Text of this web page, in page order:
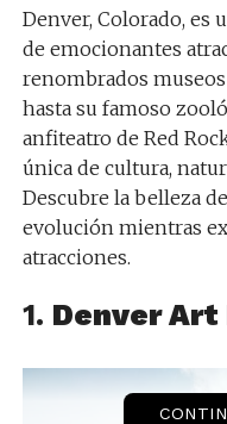
Denver, Colorado, es
de emocionantes
renombrados
hasta su famoso
anfiteatro de Red
única de cultura,
Descubre la belleza
evolución mientras
atracciones.
1. Denver Art